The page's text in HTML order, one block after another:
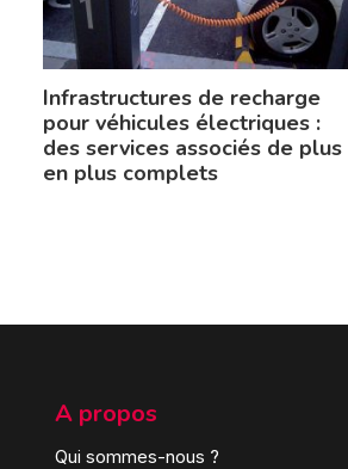
Infrastructures de recharge
pour véhicules électriques :
des services associés de plus
en plus complets
A propos
Qui sommes-nous ?